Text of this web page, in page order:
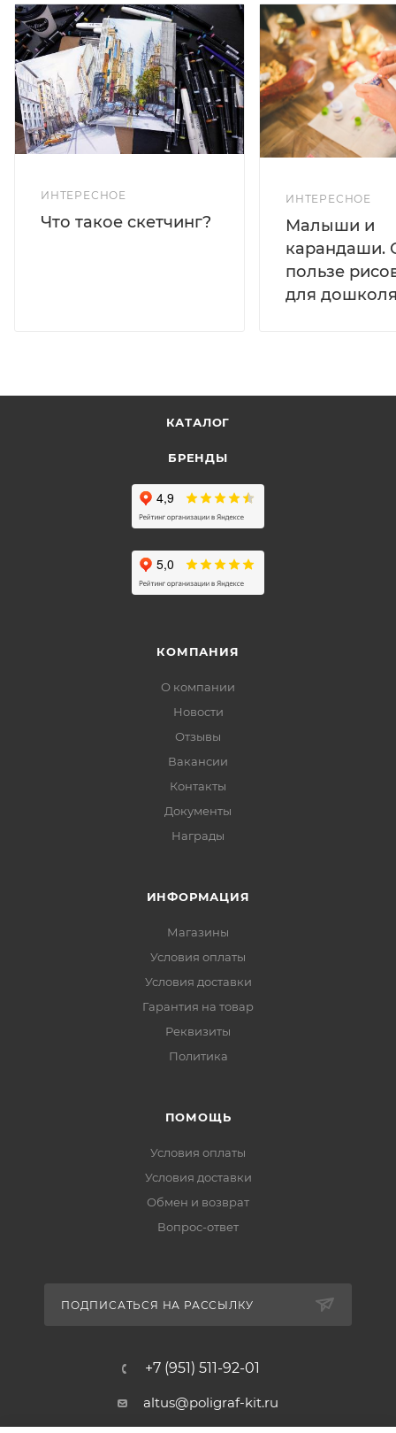
ИНТЕРЕСНОЕ
Что такое скетчинг?
ИНТЕРЕСНОЕ
Малыши и
карандаши.
пользе
для
КАТАЛОГ
БРЕНДЫ
КОМПАНИЯ
О компании
Новости
Отзывы
Вакансии
Контакты
Документы
Награды
ИНФОРМАЦИЯ
Магазины
Условия оплаты
Условия доставки
Гарантия на товар
Реквизиты
Политика
ПОМОЩЬ
Условия оплаты
Условия доставки
Обмен и возврат
Вопрос-ответ
ПОДПИСАТЬСЯ НА РАССЫЛКУ
+7 (951) 511-92-01
altus@poligraf-kit.ru